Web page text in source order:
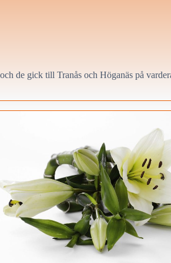
de gick till Tranås och Höganäs på